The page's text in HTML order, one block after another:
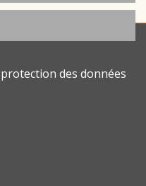
des données